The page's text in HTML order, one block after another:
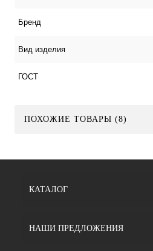
Бренд
Вид изделия
ГОСТ
ПОХОЖИЕ ТОВАРЫ (8)
КАТАЛОГ
НАШИ ПРЕДЛОЖЕНИЯ